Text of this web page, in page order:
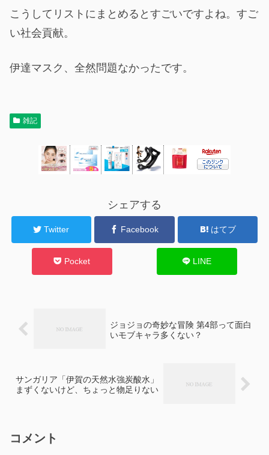
こうしてリストにまとめるとすごいですよね。すご
い社会貢献。
伊達マスク、全然問題なかったです。
雑記
シェアする
Twitter Facebook はてブ
Pocket LINE
ジョジョの奇妙な冒険 第4部って面白
いモブキャラ多くない？
サンガリア「伊賀の天然水強炭酸水」
まずくないけど、ちょっと物足りない
コメント